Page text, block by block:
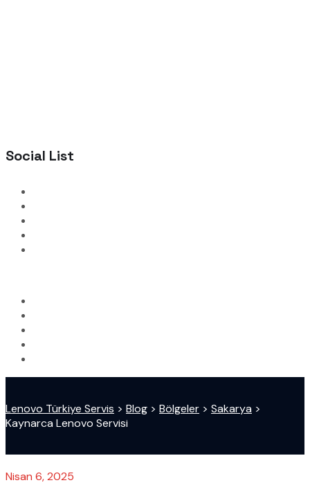
Social List
Lenovo Türkiye Servis > Blog > Bölgeler > Sakarya >
Kaynarca Lenovo Servisi
Nisan 6, 2025